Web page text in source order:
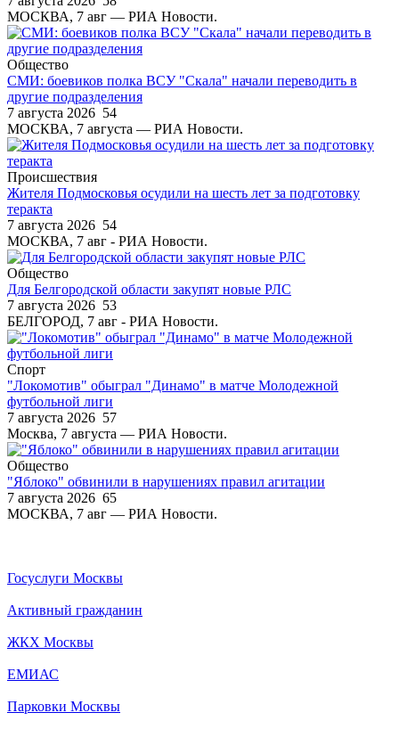
МОСКВА, 7 авг — РИА Новости.
Общество
СМИ: боевиков полка ВСУ "Скала" начали переводить в
другие подразделения
7 августа 2026 54
МОСКВА, 7 августа — РИА Новости.
Происшествия
Жителя Подмосковья осудили на шесть лет за подготовку
теракта
7 августа 2026 54
МОСКВА, 7 авг - РИА Новости.
Общество
Для Белгородской области закупят новые РЛС
7 августа 2026 53
БЕЛГОРОД, 7 авг - РИА Новости.
Спорт
"Локомотив" обыграл "Динамо" в матче Молодежной
футбольной лиги
7 августа 2026 57
Москва, 7 августа — РИА Новости.
Общество
"Яблоко" обвинили в нарушениях правил агитации
7 августа 2026 65
МОСКВА, 7 авг — РИА Новости.
Госуслуги Москвы
Активный гражданин
ЖКХ Москвы
ЕМИАС
Парковки Москвы